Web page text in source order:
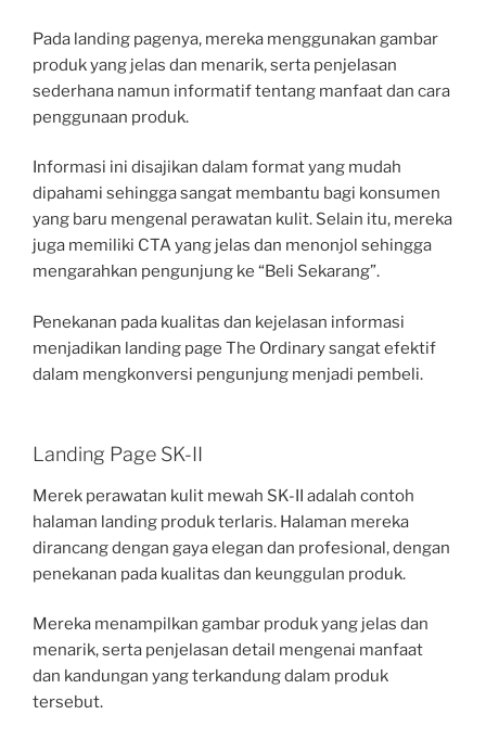
Pada landing pagenya, mereka menggunakan gambar
produk yang jelas dan menarik, serta penjelasan
sederhana namun informatif tentang manfaat dan cara
penggunaan produk.
Informasi ini disajikan dalam format yang mudah
dipahami sehingga sangat membantu bagi konsumen
yang baru mengenal perawatan kulit. Selain itu, mereka
juga memiliki CTA yang jelas dan menonjol sehingga
mengarahkan pengunjung ke “Beli Sekarang”.
Penekanan pada kualitas dan kejelasan informasi
menjadikan landing page The Ordinary sangat efektif
dalam mengkonversi pengunjung menjadi pembeli.
Landing Page SK-II
Merek perawatan kulit mewah SK-II adalah contoh
halaman landing produk terlaris. Halaman mereka
dirancang dengan gaya elegan dan profesional, dengan
penekanan pada kualitas dan keunggulan produk.
Mereka menampilkan gambar produk yang jelas dan
menarik, serta penjelasan detail mengenai manfaat
dan kandungan yang terkandung dalam produk
tersebut.